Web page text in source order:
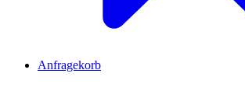
Anfragekorb